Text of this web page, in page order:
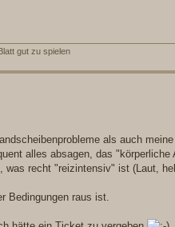
gut zu spielen
als auch
alles absagen, das
recht "reizintensiv" ist (Laut,
Bedingungen raus ist.